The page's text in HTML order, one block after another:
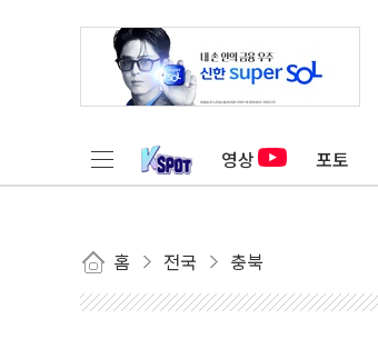
영상 포토
홈 전국 충북